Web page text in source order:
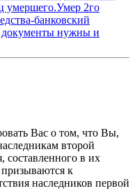
умершего.Умер 2го
банковский
документы нужны и
Вас о том, что Вы,
второй
составленного в их
призываются к
наследников первой